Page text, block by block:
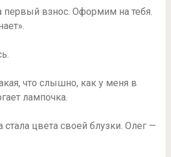
первый взнос. Оформим на тебя.
что слышно, как у меня в
лампочка.
стала цвета своей блузки. Олег —